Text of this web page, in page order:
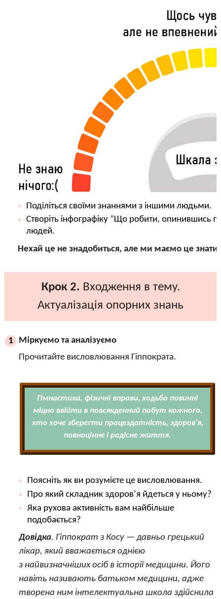
Поділіться своїми знаннями з іншими людьми.
Створіть інфографіку “Що робити, опинившись
людей.
Нехай це не знадобиться, але ми маємо це знати!
Крок 2. Входження в тему.
Актуалізація опорних знань
1
Міркуємо та аналізуємо
Прочитайте висловлювання Гіппократа.
Гімнастика, фізичні вправи, ходьба повинні
міцно ввійти в повсякденний побут кожного,
хто хоче зберегти працездатність, здоров’я,
повноцінне і радісне життя.
Поясніть як ви розумієте це висловлювання.
Про який складник здоров’я йдеться у ньому?
Яка рухова активність вам найбільше
подобається?
Довідка. Гіппократ з Косу — давньо грецький
лікар, який вважається однією
з найвизначніших осіб в історії медицини. Його
навіть називають батьком медицини, адже
творена ним інтелектуальна школа здійснила